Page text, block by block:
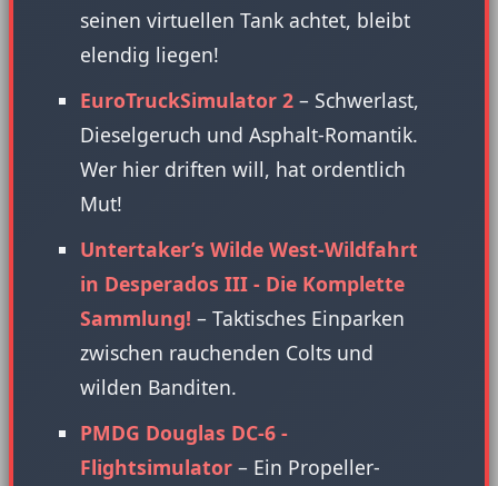
seinen virtuellen Tank achtet, bleibt
elendig liegen!
EuroTruckSimulator 2 – Schwerlast,
Dieselgeruch und Asphalt-Romantik.
Wer hier driften will, hat ordentlich
Mut!
Untertaker’s Wilde West-Wildfahrt
in Desperados III - Die Komplette
Sammlung! – Taktisches Einparken
zwischen rauchenden Colts und
wilden Banditen.
PMDG Douglas DC-6 -
Flightsimulator – Ein Propeller-